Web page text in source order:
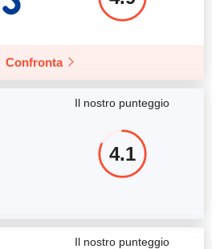
Confronta
Il nostro punteggio
4.1
Il nostro punteggio